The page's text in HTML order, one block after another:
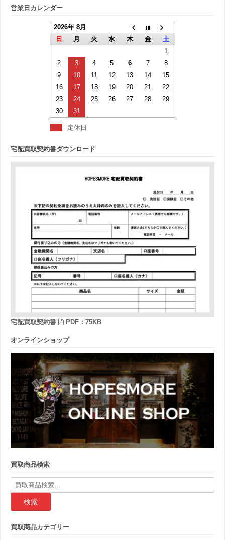
営業日カレンダー
2026年 8月
日
月 火 水 木 金
土
1
2
3 4 5 6 7
8
9
10 11 12 13 14
15
16
17 18 19 20 21
22
23
24 25 26 27 28
29
30
31
定休日
宅配買取契約書ダウンロード
宅配買取契約書 PDF：75KB
オンラインショップ
買取商品検索
検
索
果:
買取商品カテゴリー